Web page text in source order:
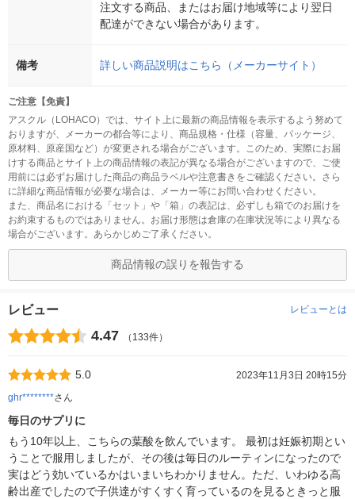
注文する商品、またはお届け地域等により翌日
配達ができない場合があります。
備考 詳しい商品説明はこちら（メーカーサイト）
ご注意【免責】
アスクル（LOHACO）では、サイト上に最新の商品情報を表示するよう努めて
おりますが、メーカーの都合等により、商品規格・仕様（容量、パッケージ、
原材料、原産国など）が変更される場合がございます。このため、実際にお届
けする商品とサイト上の商品情報の表記が異なる場合がございますので、ご使
用前には必ずお届けした商品の商品ラベルや注意書きをご確認ください。さら
に詳細な商品情報が必要な場合は、メーカー等にお問い合わせください。
また、商品名における「セット」や「箱」の表記は、必ずしも箱でのお届けを
お約束するものではありません。お届け形態は倉庫の在庫状況等により異なる
場合がございます。あらかじめご了承ください。
商品情報の誤りを報告する
レビュー レビューとは
4.47 （133件）
5.0
2023年11月3日 20時15分
ghr********さん
毎日のサプリに
もう10年以上、こちらの葉酸を飲んでいます。 最初は妊娠初期とい
うことで服用しましたが、その後は毎日のルーティンになったので
実はどう効いているかはいまいちわかりません。ただ、いわゆる高
齢出産でしたので子供達がすくすく育っているのを見るときっと服